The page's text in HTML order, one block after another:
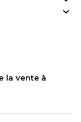
la vente à